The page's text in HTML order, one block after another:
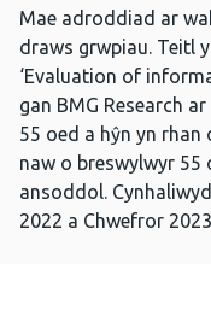
Mae adroddiad ar
draws grwpiau. Teitl
‘Evaluation of
gan BMG Research
55 oed a hŷn yn rhan
naw o breswylwyr 55
ansoddol.
2022 a Chwefror